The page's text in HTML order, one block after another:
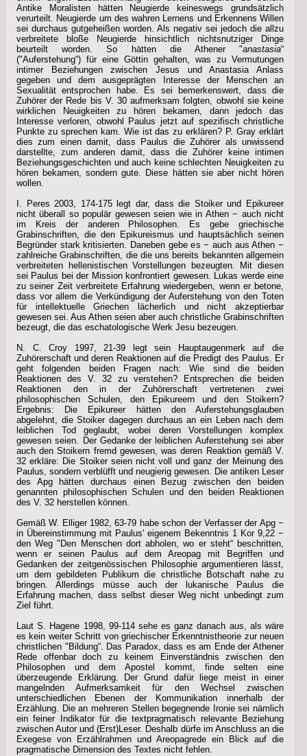
Antike Moralisten hätten Neugierde keineswegs grundsätzlich
verurteilt. Neugierde um des wahren Lernens und Erkennens Willen
sei durchaus gutgeheißen worden. Als negativ sei jedoch die allzu
verbreitete bloße Neugierde hinsichtlich nichtsnutziger Dinge
beurteilt worden. So hätten die Athener "anastasia“
("Auferstehung“) für eine Göttin gehalten, was zu Vermutungen
intimer Beziehungen zwischen Jesus und Anastasia Anlass
gegeben und dem ausgeprägten Interesse der Menschen an
Sexualität entsprochen habe. Es sei bemerkenswert, dass die
Zuhörer der Rede bis V. 30 aufmerksam folgten, obwohl sie keine
wirklichen Neuigkeiten zu hören bekamen, dann jedoch das
Interesse verloren, obwohl Paulus jetzt auf spezifisch christliche
Punkte zu sprechen kam. Wie ist das zu erklären? P. Gray erklärt
dies zum einen damit, dass Paulus die Zuhörer als unwissend
darstellte, zum anderen damit, dass die Zuhörer keine intimen
Beziehungsgeschichten und auch keine schlechten Neuigkeiten zu
hören bekamen, sondern gute. Diese hätten sie aber nicht hören
wollen.
I. Peres 2003, 174-175 legt dar, dass die Stoiker und Epikureer
nicht überall so populär gewesen seien wie in Athen − auch nicht
im Kreis der anderen Philosophen. Es gebe griechische
Grabinschriften, die den Epikureismus und hauptsächlich seinen
Begründer stark kritisierten. Daneben gebe es − auch aus Athen −
zahlreiche Grabinschriften, die die uns bereits bekannten allgemein
verbreiteten hellenistischen Vorstellungen bezeugten. Mit diesen
sei Paulus bei der Mission konfrontiert gewesen. Lukas werde eine
zu seiner Zeit verbreitete Erfahrung wiedergeben, wenn er betone,
dass vor allem die Verkündigung der Auferstehung von den Toten
für intellektuelle Griechen lächerlich und nicht akzeptierbar
gewesen sei. Aus Athen seien aber auch christliche Grabinschriften
bezeugt, die das eschatologische Werk Jesu bezeugen.
N. C. Croy 1997, 21-39 legt sein Hauptaugenmerk auf die
Zuhörerschaft und deren Reaktionen auf die Predigt des Paulus. Er
geht folgenden beiden Fragen nach: Wie sind die beiden
Reaktionen des V. 32 zu verstehen? Entsprechen die beiden
Reaktionen den in der Zuhörerschaft vertretenen zwei
philosophischen Schulen, den Epikureern und den Stoikern?
Ergebnis: Die Epikureer hätten den Auferstehungsglauben
abgelehnt, die Stoiker dagegen durchaus an ein Leben nach dem
leiblichen Tod geglaubt, wobei deren Vorstellungen komplex
gewesen seien. Der Gedanke der leiblichen Auferstehung sei aber
auch den Stoikern fremd gewesen, was deren Reaktion gemäß V.
32 erkläre: Die Stoiker seien nicht voll und ganz der Meinung des
Paulus, sondern verblüfft und neugierig gewesen. Die antiken Leser
des Apg hätten durchaus einen Bezug zwischen den beiden
genannten philosophischen Schulen und den beiden Reaktionen
des V. 32 herstellen können.
Gemäß W. Elliger 1982, 63-79 habe schon der Verfasser der Apg −
in Übereinstimmung mit Paulus' eigenem Bekenntnis 1 Kor 9,22 −
den Weg "Den Menschen dort abholen, wo er steht“ beschritten,
wenn er seinen Paulus auf dem Areopag mit Begriffen und
Gedanken der zeitgenössischen Philosophie argumentieren lässt,
um dem gebildeten Publikum die christliche Botschaft nahe zu
bringen. Allerdings müsse auch der lukanische Paulus die
Erfahrung machen, dass selbst dieser Weg nicht unbedingt zum
Ziel führt.
Laut S. Hagene 1998, 99-114 sehe es ganz danach aus, als wäre
es kein weiter Schritt von griechischer Erkenntnistheorie zur neuen
christlichen "Bildung“. Das Paradox, dass es am Ende der Athener
Rede offenbar doch zu keinem Einverständnis zwischen den
Philosophen und dem Apostel kommt, finde selten eine
überzeugende Erklärung. Der Grund dafür liege meist in einer
mangelnden Aufmerksamkeit für den Wechsel zwischen
unterschiedlichen Ebenen der Kommunikation innerhalb der
Erzählung. Die an mehreren Stellen begegnende Ironie sei nämlich
ein feiner Indikator für die textpragmatisch relevante Beziehung
zwischen Autor und (Erst)Leser. Deshalb dürfe im Anschluss an die
Exegese von Erzählrahmen und Areopagrede ein Blick auf die
pragmatische Dimension des Textes nicht fehlen.